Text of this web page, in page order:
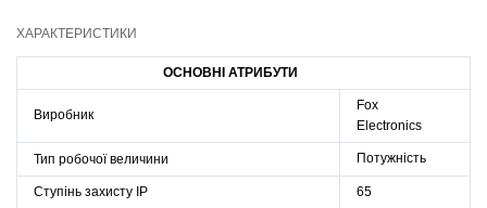
ХАРАКТЕРИСТИКИ
ОСНОВНІ АТРИБУТИ
Виробник
Fox
Electronics
Тип робочої величини Потужність
Ступінь захисту IP 65